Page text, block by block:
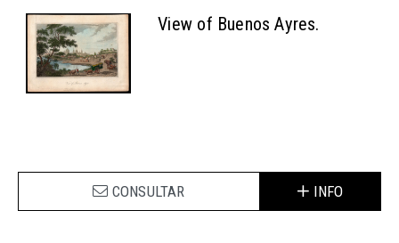
View of Buenos Ayres.
CONSULTAR INFO